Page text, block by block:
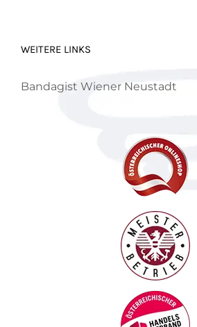
WEITERE LINKS
Bandagist Wiener Neustadt